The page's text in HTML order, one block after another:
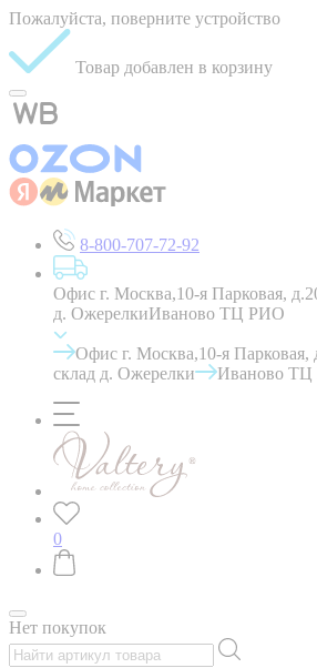
Пожалуйста, поверните устройство
Товар добавлен в корзину
8-800-707-72-92
Офис г. Москва,10-я Парковая,
д. ОжерелкиИваново ТЦ РИО
Офис г. Москва,10-я Парковая,
склад д. Ожерелки
Иваново
0
Нет покупок